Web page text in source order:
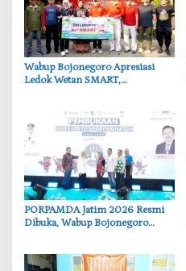
‎Wabup Bojonegoro Apresiasi
Ledok Wetan SMART,
‎PORPAMDA Jatim 2026 Resmi
Dibuka, Wabup Bojonegoro